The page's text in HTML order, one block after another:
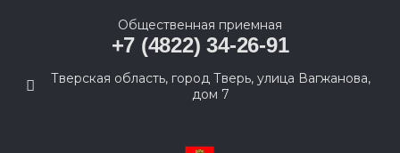
Общественная приемная
+7 (4822) 34-26-91
Тверская область, город Тверь, улица Вагжанова,
дом 7